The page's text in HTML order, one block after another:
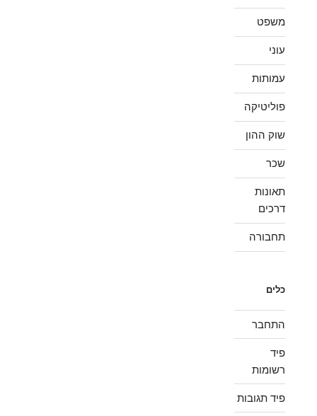
משפט
עוני
עמותות
פוליטיקה
שוק ההון
שכר
תאונות
דרכים
תחבורה
כלים
התחבר
פיד
רשומות
פיד תגובות